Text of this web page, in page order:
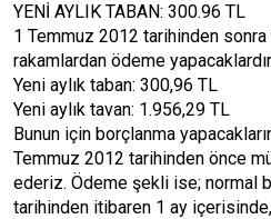
YENİ AYLIK TABAN: 300.96 TL
1 Temmuz 2012 tarihinden
rakamlardan ödeme
Yeni aylık taban: 300,96 TL
Yeni aylık tavan: 1.956,29 TL
Bunun için borçlanma
Temmuz 2012 tarihinden önce
ederiz. Ödeme şekli ise; normal
tarihinden itibaren 1 ay içerisinde,